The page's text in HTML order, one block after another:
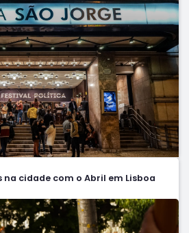
cidade com o Abril em Lisboa